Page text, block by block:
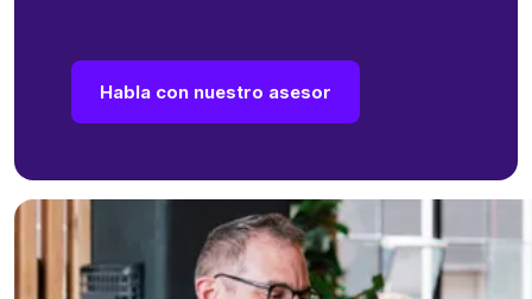
Habla con nuestro asesor